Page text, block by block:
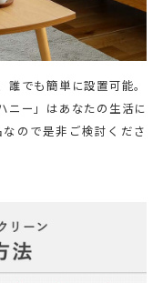
でも簡単に設置可能。
ニー」はあなたの生活に
ので是非ご検討くださ